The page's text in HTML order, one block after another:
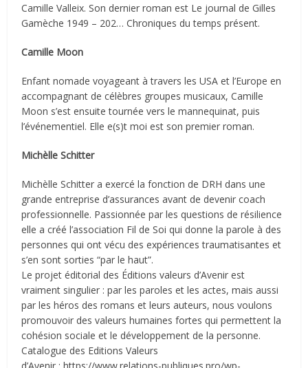
Camille Valleix. Son dernier roman est Le journal de Gilles
Gamèche 1949 – 202… Chroniques du temps présent.
Camille Moon
Enfant nomade voyageant à travers les USA et l’Europe en
accompagnant de célèbres groupes musicaux, Camille
Moon s’est ensuite tournée vers le mannequinat, puis
l’événementiel. Elle e(s)t moi est son premier roman.
Michèlle Schitter
Michèlle Schitter a exercé la fonction de DRH dans une
grande entreprise d’assurances avant de devenir coach
professionnelle. Passionnée par les questions de résilience
elle a créé l’association Fil de Soi qui donne la parole à des
personnes qui ont vécu des expériences traumatisantes et
s’en sont sorties “par le haut”.
Le projet éditorial des Éditions valeurs d’Avenir est
vraiment singulier : par les paroles et les actes, mais aussi
par les héros des romans et leurs auteurs, nous voulons
promouvoir des valeurs humaines fortes qui permettent la
cohésion sociale et le développement de la personne.
Catalogue des Editions Valeurs